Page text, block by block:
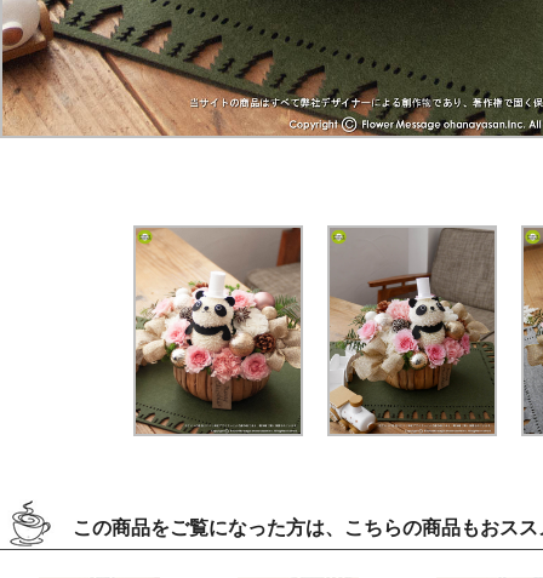
この商品をご覧になった方は、こちらの商品もおスス